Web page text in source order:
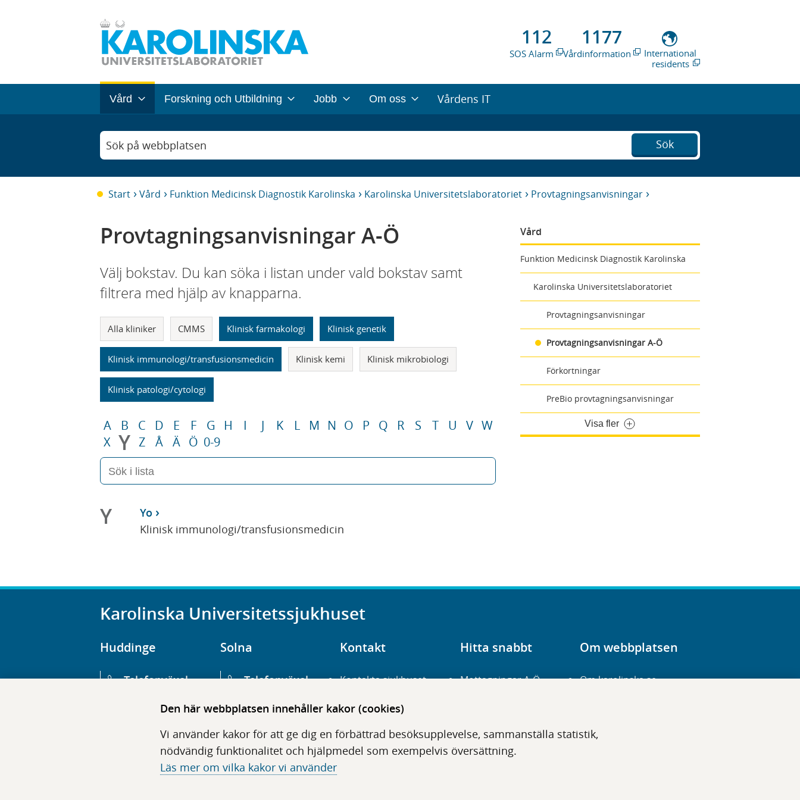
Den här webbplatsen innehåller kakor (cookies)
Vi använder kakor för att ge dig en förbättrad besöksupplevelse, sammanställa statistik,
nödvändig funktionalitet och hjälpmedel som exempelvis översättning.
Läs mer om vilka kakor vi använder
112
SOS Alarm
1177
Vårdinformation
International
residents
Vård Forskning och Utbildning Jobb Om oss Vårdens IT
Sök på webbplatsen Sök
Start Vård Funktion Medicinsk Diagnostik Karolinska Karolinska Universitetslaboratoriet Provtagningsanvisningar
Vård
Funktion Medicinsk Diagnostik Karolinska
Karolinska Universitetslaboratoriet
Provtagningsanvisningar
Provtagningsanvisningar A-Ö
Förkortningar
PreBio provtagningsanvisningar
Visa fler
Provtagningsanvisningar A-Ö
Välj bokstav. Du kan söka i listan under vald bokstav samt
filtrera med hjälp av knapparna.
Alla kliniker CMMS Klinisk farmakologi Klinisk genetik
Klinisk immunologi/transfusionsmedicin Klinisk kemi Klinisk mikrobiologi
Klinisk patologi/cytologi
A B C D E F G H I J K L M N O P Q R S T U V W
X Y Z Å Ä Ö 0-9
Y
Yo
Klinisk immunologi/transfusionsmedicin
Karolinska Universitetssjukhuset
Huddinge
Telefonväxel
Hälsovägen 13
Solna
Telefonväxel
Eugeniavägen 3
Kontakt
Kontakta sjukhuset
Hitta hit
Press
Hitta snabbt
Mottagningar A-Ö
Digitala tjänster
Om webbplatsen
Om karolinska.se
Tillgänglighet